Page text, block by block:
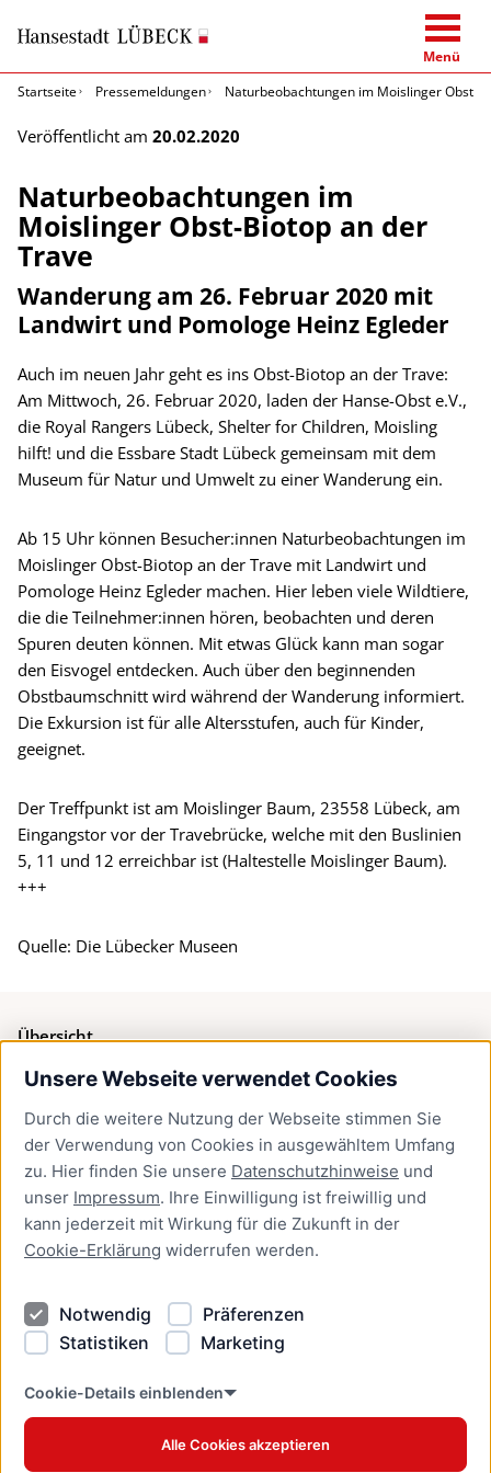
Unsere Webseite verwendet Cookies
Durch die weitere Nutzung der Webseite stimmen Sie
der Verwendung von Cookies in ausgewähltem Umfang
zu. Hier finden Sie unsere Datenschutzhinweise und
unser Impressum. Ihre Einwilligung ist freiwillig und
kann jederzeit mit Wirkung für die Zukunft in der
Cookie-Erklärung widerrufen werden.
Notwendig
Präferenzen
Statistiken
Marketing
Cookie-Details einblenden
Alle Cookies akzeptieren
Menü
Startseite
Pressemeldungen Naturbeobachtungen im Moislinger Obst-
Veröffentlicht am 20.02.2020
Naturbeobachtungen im
Moislinger Obst-Biotop an der
Trave
Wanderung am 26. Februar 2020 mit
Landwirt und Pomologe Heinz Egleder
Auch im neuen Jahr geht es ins Obst-Biotop an der Trave:
Am Mittwoch, 26. Februar 2020, laden der Hanse-Obst e.V.,
die Royal Rangers Lübeck, Shelter for Children, Moisling
hilft! und die Essbare Stadt Lübeck gemeinsam mit dem
Museum für Natur und Umwelt zu einer Wanderung ein.
Ab 15 Uhr können Besucher:innen Naturbeobachtungen im
Moislinger Obst-Biotop an der Trave mit Landwirt und
Pomologe Heinz Egleder machen. Hier leben viele Wildtiere,
die die Teilnehmer:innen hören, beobachten und deren
Spuren deuten können. Mit etwas Glück kann man sogar
den Eisvogel entdecken. Auch über den beginnenden
Obstbaumschnitt wird während der Wanderung informiert.
Die Exkursion ist für alle Altersstufen, auch für Kinder,
geeignet.
Der Treffpunkt ist am Moislinger Baum, 23558 Lübeck, am
Eingangstor vor der Travebrücke, welche mit den Buslinien
5, 11 und 12 erreichbar ist (Haltestelle Moislinger Baum).
+++
Quelle: Die Lübecker Museen
Übersicht
Bürgerservice
Presse
Newsletter Lübeck:kompakt
Kontakt
Kontakt
Datenschutzhinweise
Barrierefreiheit
Cookie Erklärung